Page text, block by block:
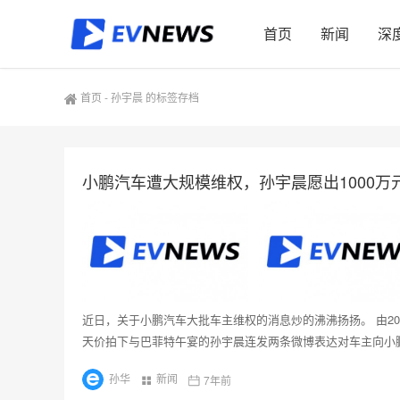
首页 新闻 深
首页 -孙宇晨 的标签存档
小鹏汽车遭大规模维权，孙宇晨愿出1000万
近日，关于小鹏汽车大批车主维权的消息炒的沸沸扬扬。 由
天价拍下与巴菲特午宴的孙宇晨连发两条微博表达对车主向
孙华 新闻 7年前